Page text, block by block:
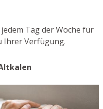
Tag der Woche für
Ihrer Verfügung.